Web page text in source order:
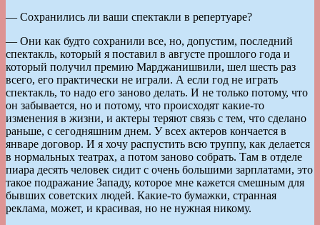
— Сохранились ли ваши спектакли в репертуаре?
— Они как будто сохранили все, но, допустим, последний
спектакль, который я поставил в августе прошлого года и
который получил премию Марджанишвили, шел шесть раз
всего, его практически не играли. А если год не играть
спектакль, то надо его заново делать. И не только потому, что
он забывается, но и потому, что происходят какие-то
изменения в жизни, и актеры теряют связь с тем, что сделано
раньше, с сегодняшним днем. У всех актеров кончается в
январе договор. И я хочу распустить всю труппу, как делается
в нормальных театрах, а потом заново собрать. Там в отделе
пиара десять человек сидит с очень большими зарплатами, это
такое подражание Западу, которое мне кажется смешным для
бывших советских людей. Какие-то бумажки, странная
реклама, может, и красивая, но не нужная никому.